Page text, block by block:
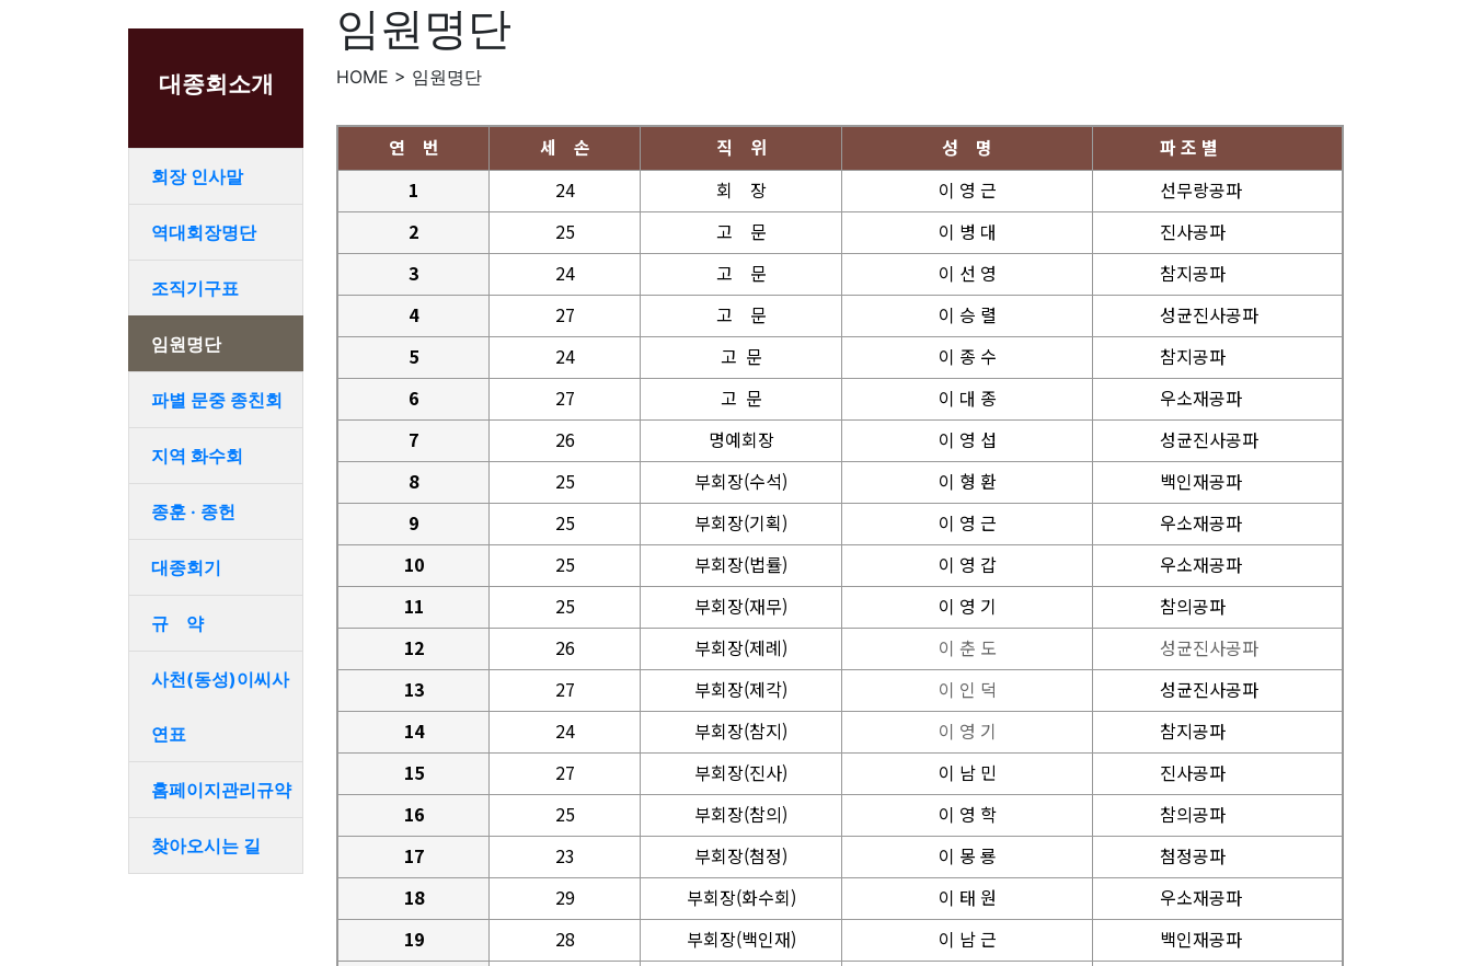
대종회소개
회장 인사말
역대회장명단
조직기구표
임원명단
파별 문중 종친회
지역 화수회
종훈 · 종헌
대종회기
규 약
사천(동성)이씨사
연표
홈페이지관리규약
찾아오시는 길
임원명단
HOME > 임원명단
연 번 세 손 직 위 성 명
파 조 별
1
24 회 장 이 영 근
선무랑공파
2
25 고 문 이 병 대
진사공파
3
24 고 문 이 선 영
참지공파
4
27 고 문 이 승 렬
성균진사공파
5
24 고 문 이 종 수
참지공파
6
27 고 문 이 대 종
우소재공파
7
26 명예회장 이 영 섭
성균진사공파
8
25 부회장(수석) 이 형 환
백인재공파
9
25 부회장(기획) 이 영 근
우소재공파
10
25 부회장(법률) 이 영 갑
우소재공파
11
25 부회장(재무) 이 영 기
참의공파
12
26 부회장(제례) 이 춘 도
성균진사공파
13
27 부회장(제각) 이 인 덕
성균진사공파
14
24 부회장(참지) 이 영 기
참지공파
15
27 부회장(진사) 이 남 민
진사공파
16
25 부회장(참의) 이 영 학
참의공파
17
23 부회장(첨정) 이 몽 룡
첨정공파
18
29 부회장(화수회) 이 태 원
우소재공파
19
28 부회장(백인재) 이 남 근
백인재공파